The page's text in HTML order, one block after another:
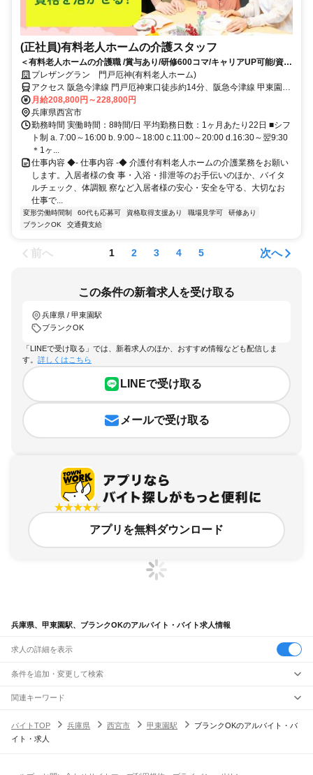
(正社員)有料老人ホームの介護スタッフ
＜有料老人ホームの介護職 /賞与あり/研修600コマ/キャリアUP可能/資格
取得支援あり＞残業月5.7時間以内/記録システムの導入で業務負担を軽
減！介護業務に専念できる環境★キャリアUPもマイペースに働きたいも
叶う
プレザングラン 門戸厄神(有料老人ホーム)
アクセス 阪急今津線 門戸厄神東口徒歩約14分、阪急今津線 甲東園東
口徒歩約17分、阪急神戸本線 西宮北口北東口徒歩約28分 阪急今津線
「門戸厄神」駅から徒歩約12分
月給208,800円～228,800円
兵庫県西宮市
勤務時間 実働時間：8時間/日 平均勤務日数：1ヶ月あたり22日 ■シフ
ト制 a. 7:00～16:00 b. 9:00～18:00 c.11:00～20:00 d.16:30～翌9:30
＊1ヶ...
仕事内容 ◆- 仕事内容 -◆ 介護付有料老人ホームの介護業務をお願い
します。入居者様の食 事・入浴・排泄等のお手伝いのほか、バイタ
ルチェック、体調観 察など入居者様の安心・安全を守る、大切なお
仕事で...
変形労働時間制 60代も応募可 資格取得支援あり 職場見学可
研修あり
ブランクOK
交通費支給
前へ 1 2 3 4 5 次へ
この条件の新着求人を受け取る
兵庫県 / 甲東園駅
ブランクOK
「LINEで受け取る」では、新着求人のほか、おすすめ情報なども配信しま
す。 詳しくはこちら
LINEで受け取る
メールで受け取る
アプリを無料ダウンロード
兵庫県、甲東園駅、ブランクOKのアルバイト・バイト求人情報
求人の詳細を表示
条件を追加・変更して検索
市区町村を追加・変更
兵庫県すべて
神戸市
駅を追加・変更
職種を追加・変更
関連キーワード
バイトTOP
兵庫県 西宮市 甲東園駅
ブランクOKのアルバイト・バ
イト・求人